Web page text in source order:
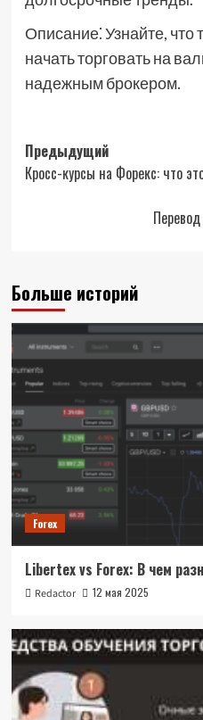
Описание⁚ Узнайте, что
начать торговать на
надежным брокером.
Навигация
записи
Предыдущий
Кросс-курсы на Форекс: что
Больше историй
Forex
Libertex vs Forex: В чем
Redactor 12 мая 2025